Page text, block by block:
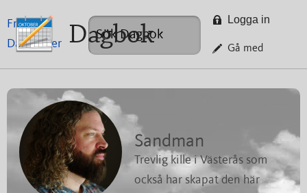
Dagbok
Framsida
Dagböcker
Logga in
Gå med
Sandman
Trevlig kille i Västerås som
också har skapat den här